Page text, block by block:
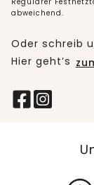
abweichend.
Oder schreib
Hier geht’s